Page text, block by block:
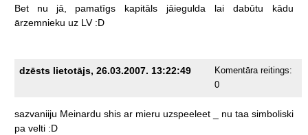
Bet
nu jā, pamatīgs kapitāls jāiegulda lai dabūtu
kādu
ārzemnieku uz LV :D
dzēsts lietotājs, 26.03.2007. 13:22:49
Komentāra reitings:
0
sazvaniiju Meinardu shis ar mieru uzspeeleet nu taa simboliski
pa velti :D